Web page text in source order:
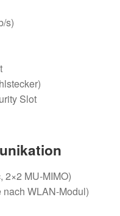
s)
Slot
2×2 MU-MIMO)
nach WLAN-Modul)